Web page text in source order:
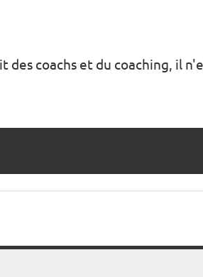
des coachs et du coaching, il